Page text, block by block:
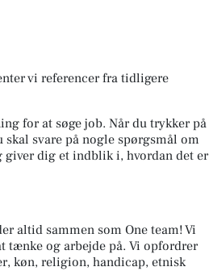
vi referencer fra tidligere
for at søge job. Når du trykker på
svare på nogle spørgsmål om
dig et indblik i, hvordan det er
altid sammen som One team! Vi
og arbejde på. Vi opfordrer
køn, religion, handicap, etnisk